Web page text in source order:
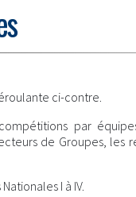
ci-contre.
par
de Groupes, les
I à IV.